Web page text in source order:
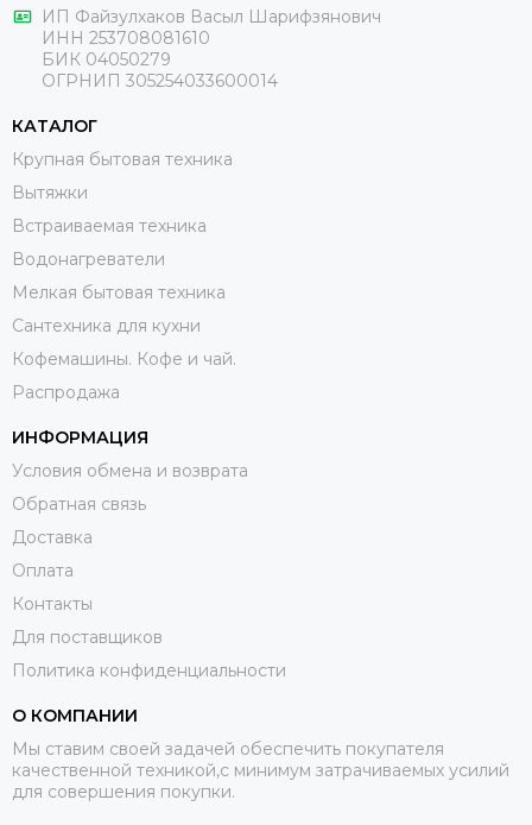
ИП Файзулхаков Васыл Шарифзянович
ИНН 253708081610
БИК 04050279
ОГРНИП 305254033600014
КАТАЛОГ
Крупная бытовая техника
Вытяжки
Встраиваемая техника
Водонагреватели
Мелкая бытовая техника
Сантехника для кухни
Кофемашины. Кофе и чай.
Распродажа
ИНФОРМАЦИЯ
Условия обмена и возврата
Обратная связь
Доставка
Оплата
Контакты
Для поставщиков
Политика конфиденциальности
О КОМПАНИИ
Мы ставим своей задачей обеспечить покупателя
качественной техникой,с минимум затрачиваемых усилий
для совершения покупки.